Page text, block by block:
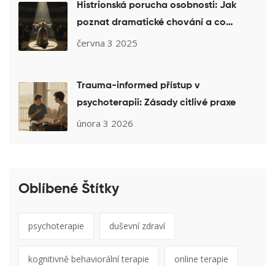
Histrionská porucha osobnosti: Jak
poznat dramatické chování a co
pomáhá v terapii
června 3 2025
Trauma-informed přístup v
psychoterapii: Zásady citlivé praxe
února 3 2026
Oblíbené Štítky
psychoterapie duševní zdraví
kognitivně behaviorální terapie online terapie